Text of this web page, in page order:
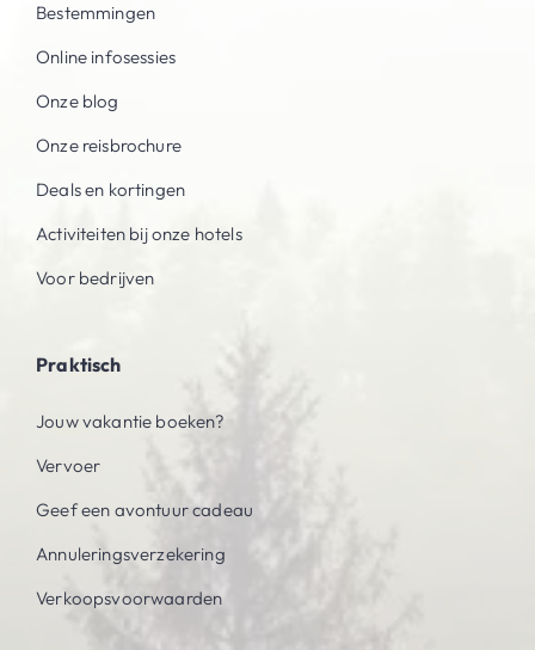
Bestemmingen
Online infosessies
Onze blog
Onze reisbrochure
Deals en kortingen
Activiteiten bij onze hotels
Voor bedrijven
Praktisch
Jouw vakantie boeken?
Vervoer
Geef een avontuur cadeau
Annuleringsverzekering
Verkoopsvoorwaarden